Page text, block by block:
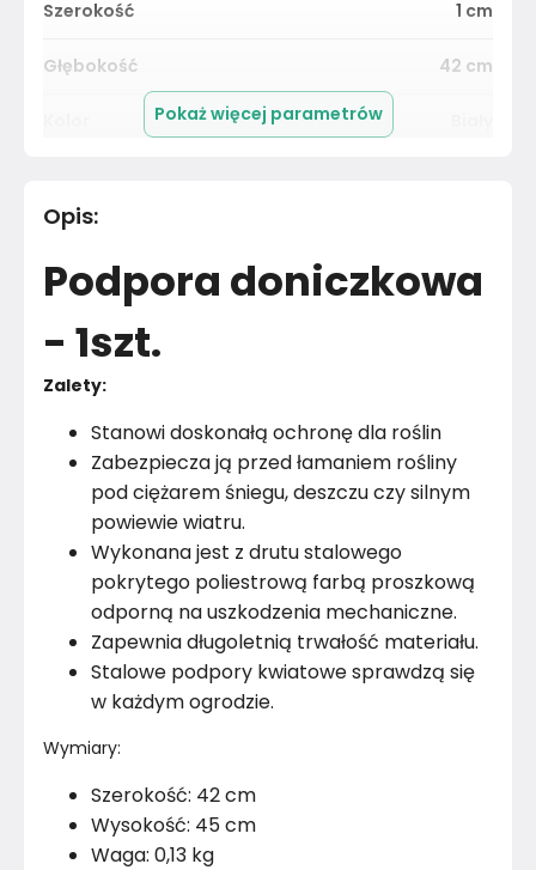
Szerokość 1 cm
Głębokość 42 cm
Materiał
Kolor Biele kremy
Marka
Montaż
Pokaż więcej parametrów
Opis:
Podpora doniczkowa
- 1szt.
Zalety:
Stanowi doskonałą ochronę dla roślin
Zabezpiecza ją przed łamaniem rośliny
pod ciężarem śniegu, deszczu czy silnym
powiewie wiatru.
Wykonana jest z drutu stalowego
pokrytego poliestrową farbą proszkową
odporną na uszkodzenia mechaniczne.
Zapewnia długoletnią trwałość materiału.
Stalowe podpory kwiatowe sprawdzą się
w każdym ogrodzie.
Wymiary:
Szerokość: 42 cm
Wysokość: 45 cm
Waga: 0,13 kg